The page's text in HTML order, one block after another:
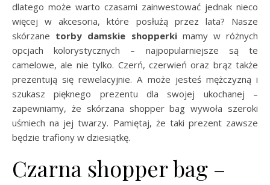
dlatego może warto czasami zainwestować jednak nieco
więcej w akcesoria, które posłużą przez lata? Nasze
skórzane torby damskie shopperkimamy w różnych
opcjach kolorystycznych – najpopularniejsze są te
camelowe, ale nie tylko. Czerń, czerwień oraz brąz także
prezentują się rewelacyjnie. A może jesteś mężczyzną i
szukasz pięknego prezentu dla swojej ukochanej –
zapewniamy, że skórzana shopper bag wywoła szeroki
uśmiech na jej twarzy. Pamiętaj, że taki prezent zawsze
będzie trafiony w dziesiątkę.
Czarna shopper bag –